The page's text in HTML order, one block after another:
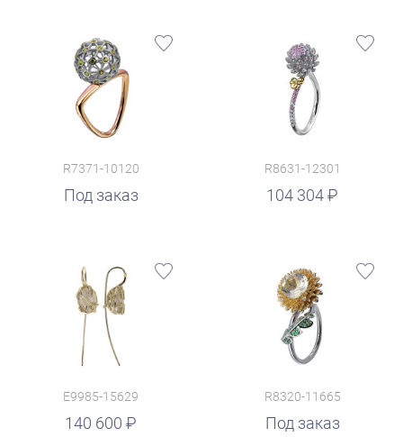
R7371-10120
Под заказ
R8631-12301
104 304
руб.
E9985-15629
140 600
R8320-11665
Под заказ